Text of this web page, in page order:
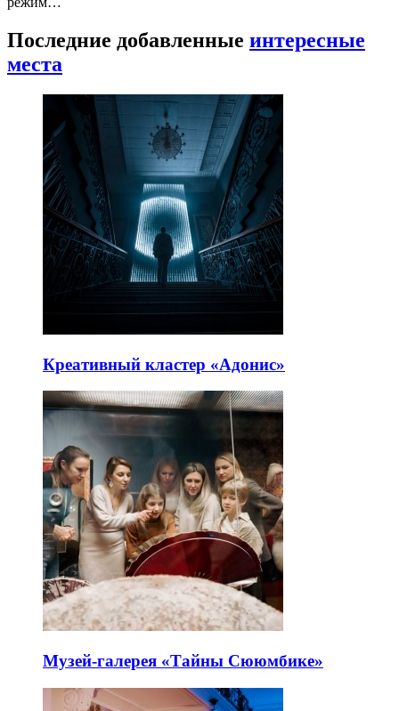
Последние добавленные интересные
места
Креативный кластер «Адонис»
Музей-галерея «Тайны Сююмбике»